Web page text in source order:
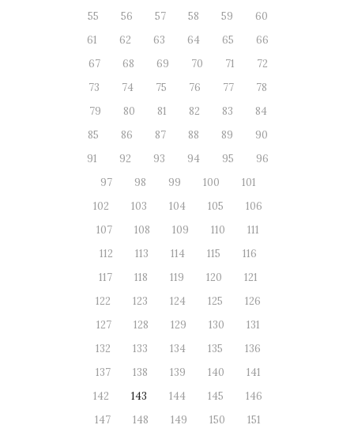
55
56 57 58 59
60
61
62 63 64 65
66
67
68 69 70 71
72
73
74 75 76 77
78
79
80 81 82 83
84
85
86 87 88 89
90
91
92 93 94 95
96
97
98 99 100
101
102
103 104 105
106
107
108 109 110
111
112
113 114 115
116
117
118 119 120
121
122
123 124 125
126
127
128 129 130
131
132
133 134 135
136
137
138 139 140
141
142
143 144 145
146
147
148 149 150
151